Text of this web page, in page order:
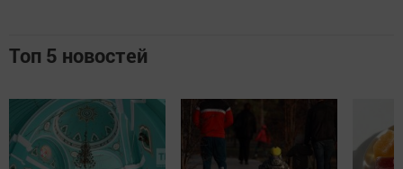
Топ 5 новостей